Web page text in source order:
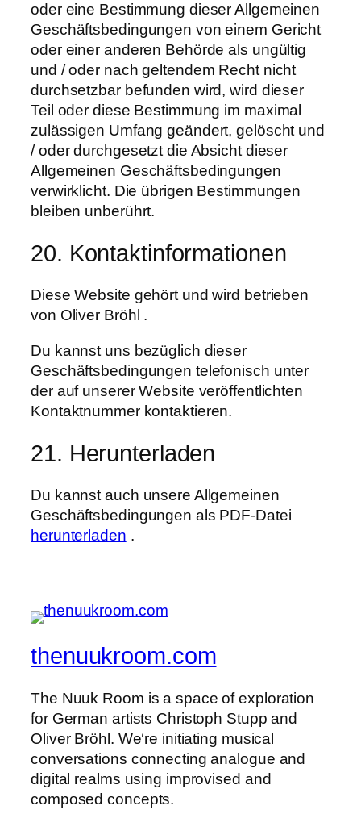
oder eine Bestimmung dieser Allgemeinen
Geschäftsbedingungen von einem Gericht
oder einer anderen Behörde als ungültig
und / oder nach geltendem Recht nicht
durchsetzbar befunden wird, wird dieser
Teil oder diese Bestimmung im maximal
zulässigen Umfang geändert, gelöscht und
/ oder durchgesetzt die Absicht dieser
Allgemeinen Geschäftsbedingungen
verwirklicht. Die übrigen Bestimmungen
bleiben unberührt.
20. Kontaktinformationen
Diese Website gehört und wird betrieben
von Oliver Bröhl .
Du kannst uns bezüglich dieser
Geschäftsbedingungen telefonisch unter
der auf unserer Website veröffentlichten
Kontaktnummer kontaktieren.
21. Herunterladen
Du kannst auch unsere Allgemeinen
Geschäftsbedingungen als PDF-Datei
herunterladen .
thenuukroom.com
The Nuuk Room is a space of exploration
for German artists Christoph Stupp and
Oliver Bröhl. We‘re initiating musical
conversations connecting analogue and
digital realms using improvised and
composed concepts.